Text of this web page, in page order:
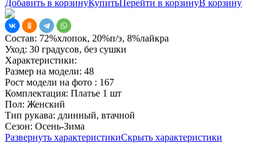
Добавить в корзинуКупить Перейти в корзинуВ корзину
Состав: 72%хлопок, 20%п/э, 8%лайкра
Уход: 30 градусов, без сушки
Характеристики:
Размер на модели: 48
Рост модели на фото : 167
Комплектация: Платье 1 шт
Пол: Женский
Тип рукава: длинный, втачной
Сезон: Осень-Зима
Развернуть характеристикиСкрыть характеристики